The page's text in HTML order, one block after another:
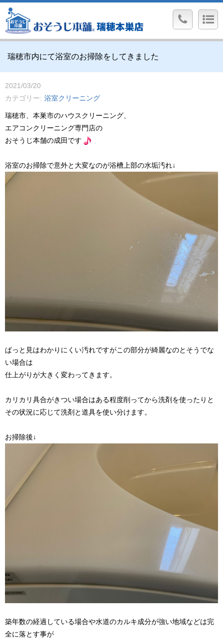
瑞穂市内にて浴室のお掃除をしてきました
2021/03/20
カテゴリー
浴室クリーニング
瑞穂市、本巣市のハウスクリーニング、
エアコンクリーニング専門店の
おそうじ本舗の成田です
浴室のお掃除で意外と大変なのが浴槽上部の水垢汚れ↓
ぱっと見はわかりにくい汚れですがこの部分が綺麗なのとそうでな
い場合は
仕上がりが大きく変わってきます。
カリカリ具合がきつい場合はある程度削ってから洗剤を使ったりと
その状況に応じて洗剤と道具を使い分けます。
お掃除後↓
築年数の経過している場合や水道のカルキ成分が強い地域などは完
全に落とす事が